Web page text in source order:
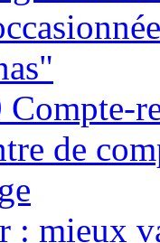
de
: mieux